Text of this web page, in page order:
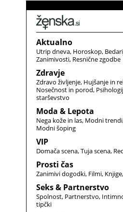
Aktualno
Utrip dneva Horoskop
Zanimivosti Resnične zgodbe
Zdravje
Zdravo življenje Hujšanje in
Nosečnost in porod
starševstvo
Moda & Lepota
Nega kože in las Modni trendi
Modni šoping
VIP
Domača scena Tuja scena
Prosti čas
Zanimivi dogodki Filmi Knjige
Seks & Partnerstvo
Spolnost Partnerstvo
tipčki